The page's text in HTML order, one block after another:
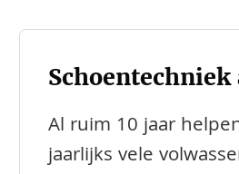
Schoentechniek
Al ruim 10 jaar
jaarlijks vele